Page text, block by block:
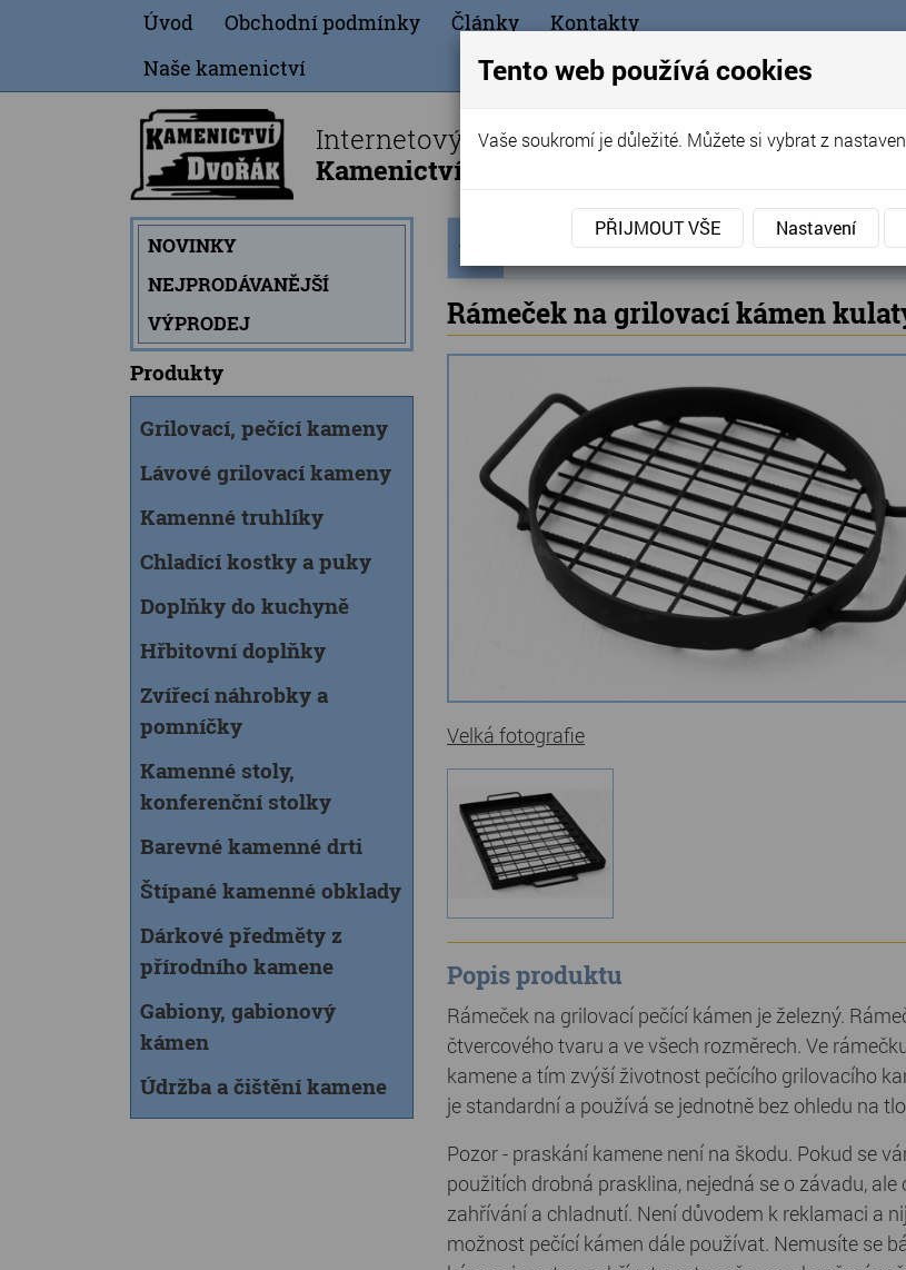
Úvod Obchodní podmínky Články
Kontakty
Naše kamenictví
Internetový obchod
Kamenictví Dvořák - Telč
NOVINKY
NEJPRODÁVANĚJŠÍ
VÝPRODEJ
Produkty
Grilovací, pečící kameny
Lávové grilovací kameny
Kamenné truhlíky
Chladící kostky a puky
Doplňky do kuchyně
Hřbitovní doplňky
Zvířecí náhrobky a
pomníčky
Kamenné stoly,
konferenční stolky
Barevné kamenné drti
Štípané kamenné obklady
Dárkové předměty z
přírodního kamene
Gabiony, gabionový
kámen
Údržba a čištění kamene
stránka
Produkty » Grilovací, pečící kameny »
Rámeček na grilovací kámen
Velká fotografie
Popis produktu
Rámeček na grilovací pečící kámen je železný.
čtvercového tvaru a ve všech rozměrech. Ve
kamene a tím zvýší životnost pečícího grilovacího
je standardní a používá se jednotně bez ohledu na
Pozor - praskání kamene není na škodu. Pokud se
použitích drobná prasklina, nejedná se o závadu,
zahřívání a chladnutí. Není důvodem k reklamaci a
možnost pečící kámen dále používat. Nemusíte se
Tento web používá cookies
Vaše soukromí je důležité. Můžete si vybrat z
PŘIJMOUT VŠE Nastavení